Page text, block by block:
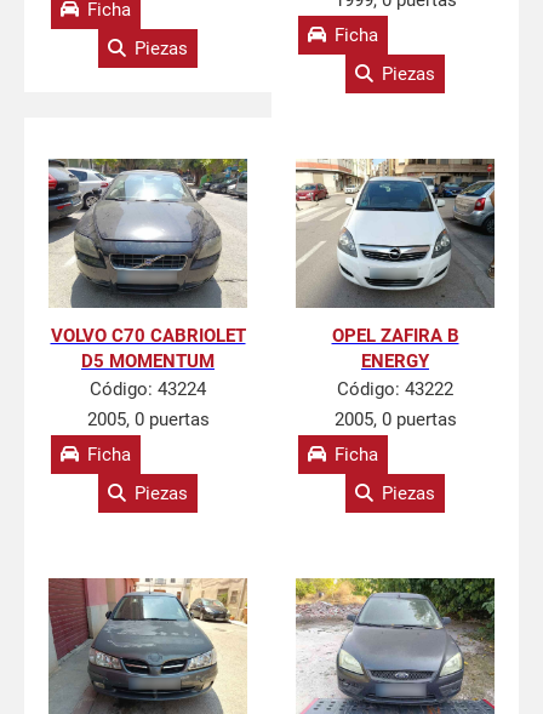
Ficha
Piezas
Ficha
Piezas
VOLVO C70 CABRIOLET
D5 MOMENTUM
Código: 43224
2005, 0 puertas
Ficha
Piezas
OPEL ZAFIRA B
ENERGY
Código: 43222
2005, 0 puertas
Ficha
Piezas